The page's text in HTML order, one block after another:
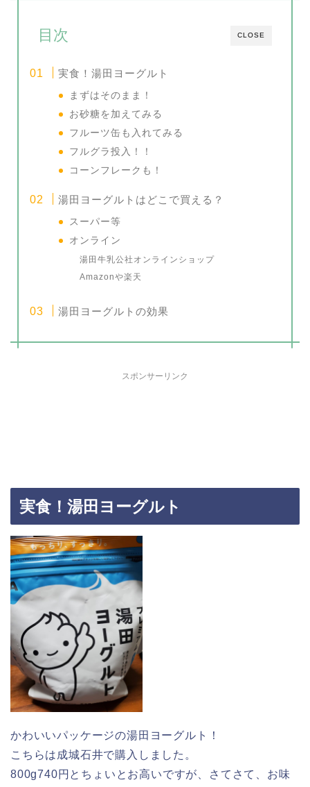
CLOSE
目次
実食！湯田ヨーグルト
まずはそのまま！
お砂糖を加えてみる
フルーツ缶も入れてみる
フルグラ投入！！
コーンフレークも！
湯田ヨーグルトはどこで買える？
スーパー等
オンライン
湯田牛乳公社オンラインショップ
Amazonや楽天
湯田ヨーグルトの効果
スポンサーリンク
実食！湯田ヨーグルト
かわいいパッケージの湯田ヨーグルト！
こちらは成城石井で購入しました。
800g740円とちょいとお高いですが、さてさて、お味